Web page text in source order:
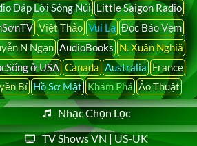
Đáp Lời Sông Núi Little Saigon Radio
Việt Thảo Vui Lạ Đọc Báo Vẹm
N Ngạn AudioBooks N. Xuân Nghiã
ở USA Canada Australia France
Bí Hồ Sơ Mật Khám Phá Ảo Thuật
Nhạc Chọn Lọc
TV Shows VN | US-UK